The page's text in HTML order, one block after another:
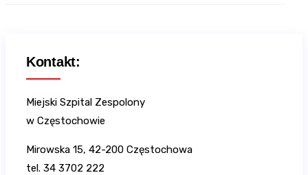
Kontakt:
Miejski Szpital Zespolony
w Częstochowie
Mirowska 15, 42-200 Częstochowa
tel. 34 3702 222